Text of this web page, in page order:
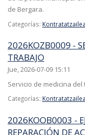
de Bergara.
Categorías:
2026KOZB0009 -
TRABAJO
Jue, 2026-07-09 15:11
Servicio de medicina del
Categorías:
2026KOOB0003 -
REPARACIÓN DE